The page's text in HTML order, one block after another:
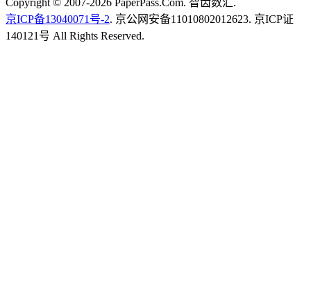
京ICP备13040071号-2. 京公网安备11010802012623. 京ICP证
140121号 All Rights Reserved.